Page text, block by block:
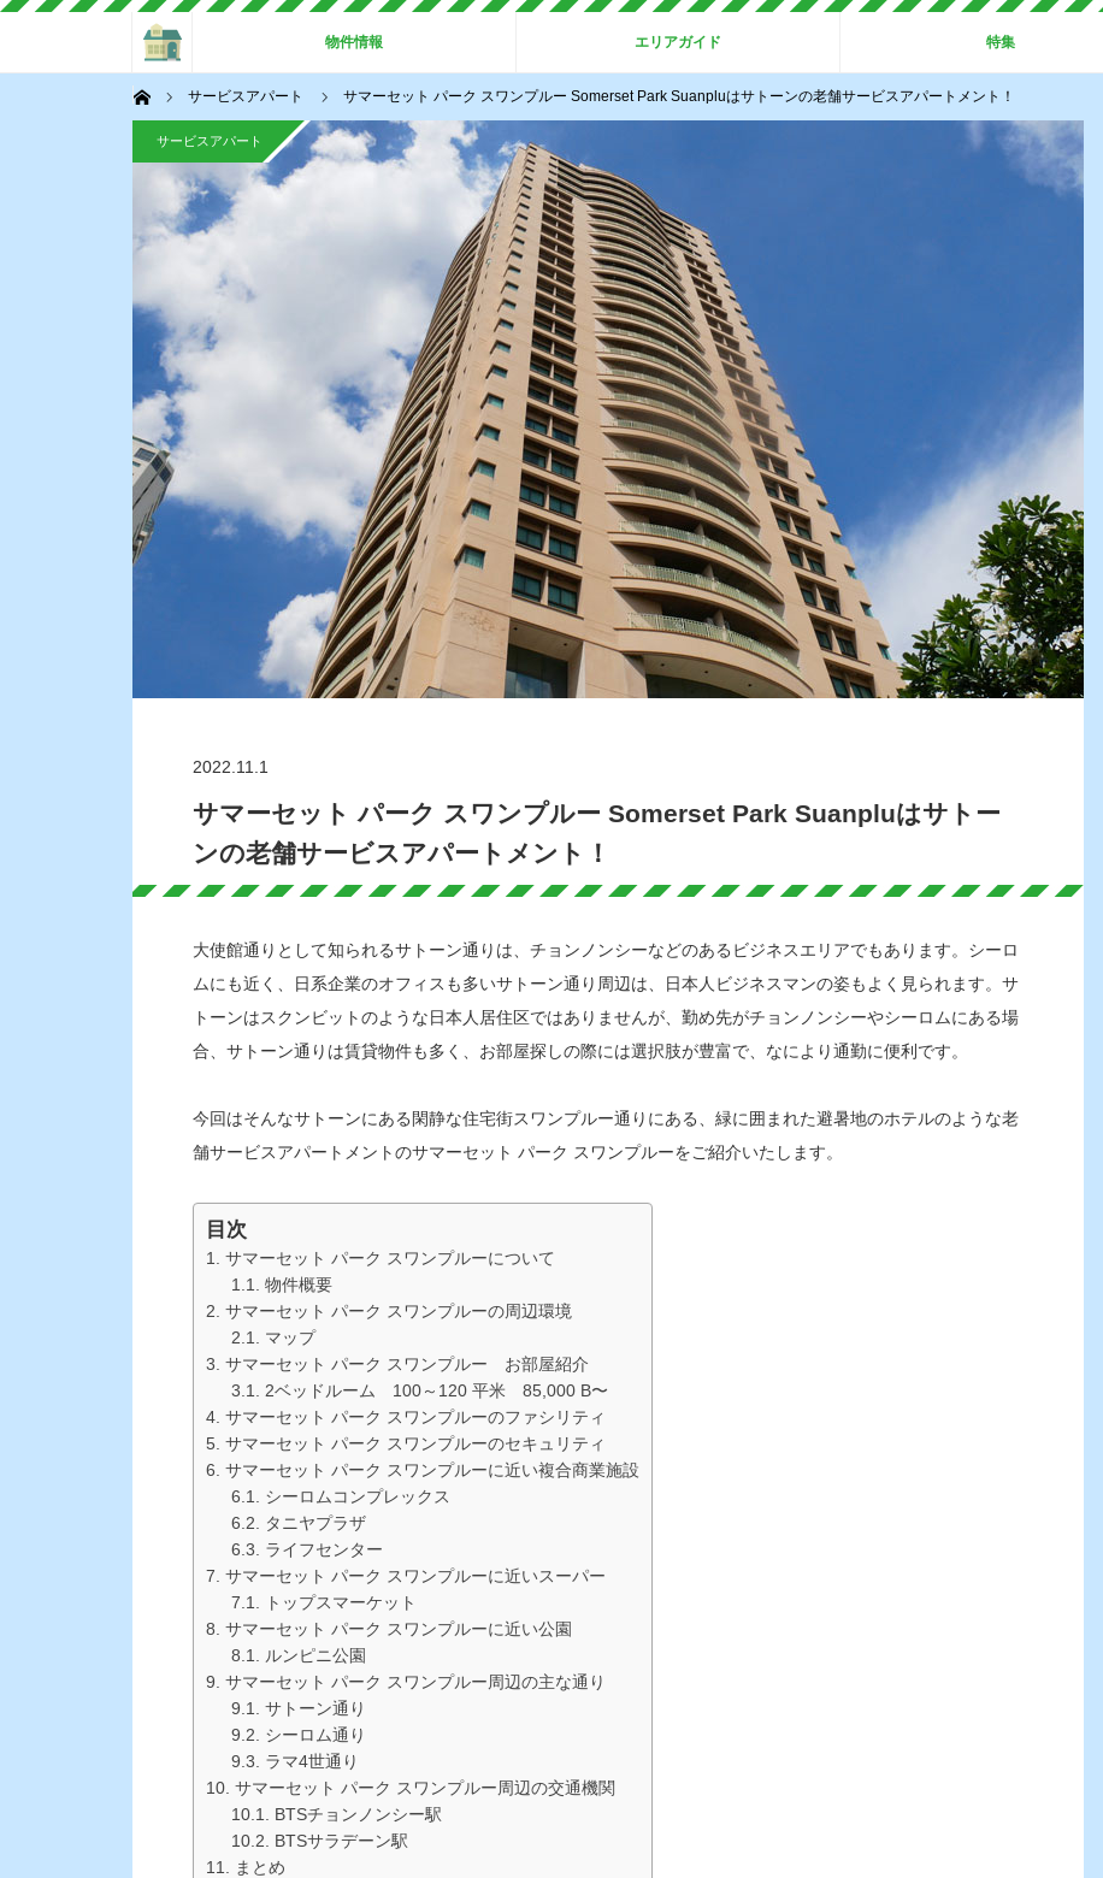
物件情報 エリアガイド 特集
ホーム サービスアパート サマーセット パーク スワンプルー Somerset Park Suanpluはサトーンの老舗サービスアパートメント！
サービスアパート
2022.11.1
サマーセット パーク スワンプルー Somerset Park Suanpluはサトー
ンの老舗サービスアパートメント！
大使館通りとして知られるサトーン通りは、チョンノンシーなどのあるビジネスエリアでもあります。シーロ
ムにも近く、日系企業のオフィスも多いサトーン通り周辺は、日本人ビジネスマンの姿もよく見られます。サ
トーンはスクンビットのような日本人居住区ではありませんが、勤め先がチョンノンシーやシーロムにある場
合、サトーン通りは賃貸物件も多く、お部屋探しの際には選択肢が豊富で、なにより通勤に便利です。
今回はそんなサトーンにある閑静な住宅街スワンプルー通りにある、緑に囲まれた避暑地のホテルのような老
舗サービスアパートメントのサマーセット パーク スワンプルーをご紹介いたします。
目次
サマーセット パーク スワンプルーについて
物件概要
サマーセット パーク スワンプルーの周辺環境
マップ
サマーセット パーク スワンプルー お部屋紹介
2ベッドルーム 100～120 平米 85,000 B〜
サマーセット パーク スワンプルーのファシリティ
サマーセット パーク スワンプルーのセキュリティ
サマーセット パーク スワンプルーに近い複合商業施設
シーロムコンプレックス
タニヤプラザ
ライフセンター
サマーセット パーク スワンプルーに近いスーパー
トップスマーケット
サマーセット パーク スワンプルーに近い公園
ルンピニ公園
サマーセット パーク スワンプルー周辺の主な通り
サトーン通り
シーロム通り
ラマ4世通り
サマーセット パーク スワンプルー周辺の交通機関
BTSチョンノンシー駅
BTSサラデーン駅
まとめ